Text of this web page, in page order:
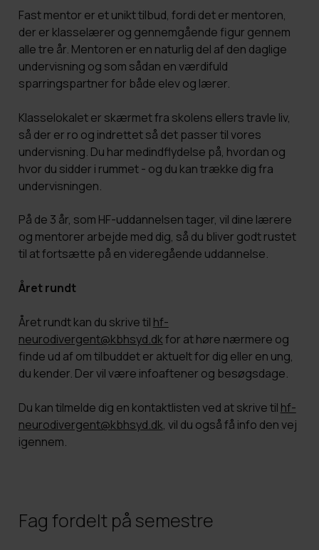
Fast mentor er et unikt tilbud, fordi det er mentoren,
der er klasselærer og gennemgående figur gennem
alle tre år. Mentoren er en naturlig del af den daglige
undervisning og som sådan en værdifuld
sparringspartner for både elev og lærer.
Klasselokalet er skærmet fra skolens ellers travle liv,
så der er ro og indrettet så det passer til vores
undervisning. Du har medindflydelse på, hvordan og
hvor du sidder i rummet - og du kan trække dig fra
undervisningen.
På de 3 år, som HF-uddannelsen tager, vil dine lærere
og mentorer arbejde med dig, så du bliver godt rustet
til at fortsætte på en videregående uddannelse.
Året rundt
Året rundt kan du skrive til hf-
neurodivergent@kbhsyd.dkfor at høre nærmere og
finde ud af om tilbuddet er aktuelt for dig eller en ung,
du kender. Der vil være infoaftener og besøgsdage.
Du kan tilmelde dig en kontaktlisten ved at skrive til hf-
neurodivergent@kbhsyd.dk, vil du også få info den vej
igennem.
Fag fordelt på semestre